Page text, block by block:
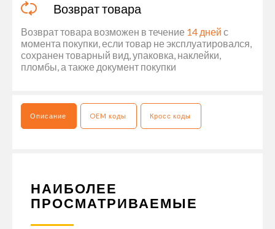
Возврат товара
Возврат товара возможен в течение 14 дней с
момента покупки, если товар не эксплуатировался,
сохранен товарный вид, упаковка, наклейки,
пломбы, а также документ покупки
Описание OEM коды Кросс коды
НАИБОЛЕЕ
ПРОСМАТРИВАЕМЫЕ